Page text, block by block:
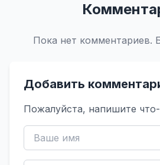
Пока нет комментариев.
Добавить
Пожалуйста, напишите